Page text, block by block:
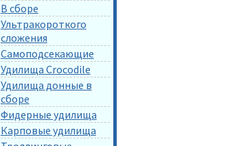
В сборе
Ультракороткого
сложения
Самоподсекающие
Удилища Crocodile
Удилища донные в
сборе
Фидерные удилища
Карповые удилища